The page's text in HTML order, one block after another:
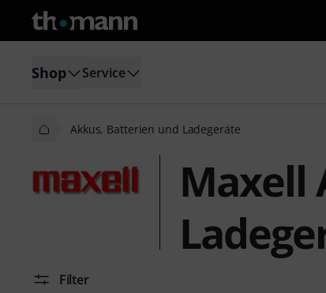
Shop Service
Akkus, Batterien und Ladegeräte
Maxell
Filter